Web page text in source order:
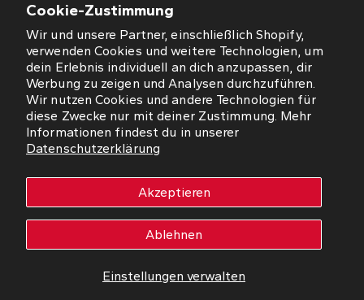
Cookie-Zustimmung
Wir und unsere Partner, einschließlich Shopify,
verwenden Cookies und weitere Technologien, um
dein Erlebnis individuell an dich anzupassen, dir
Werbung zu zeigen und Analysen durchzuführen.
Wir nutzen Cookies und andere Technologien für
diese Zwecke nur mit deiner Zustimmung. Mehr
Informationen findest du in unserer
Datenschutzerklärung
Einstellungen verwalten
Akzeptieren
Ablehnen
ÖFFNUNGSZEITEN
NEWSLETTER
SO FINDEN SIE UNS
WORMS
Copyright © 2026 Westfalia Möbel-Peeck GmbH. Alle Rechte